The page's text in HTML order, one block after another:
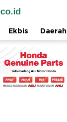
Sulawesi Utara
Ekbis Daerah